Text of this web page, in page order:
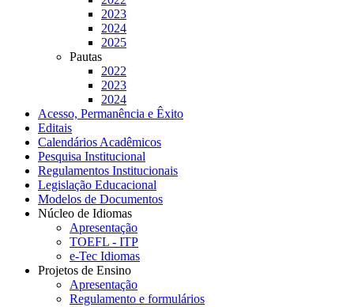
2023
2024
2025
Pautas
2022
2023
2024
Acesso, Permanência e Êxito
Editais
Calendários Acadêmicos
Pesquisa Institucional
Regulamentos Institucionais
Legislação Educacional
Modelos de Documentos
Núcleo de Idiomas
Apresentação
TOEFL - ITP
e-Tec Idiomas
Projetos de Ensino
Apresentação
Regulamento e formulários